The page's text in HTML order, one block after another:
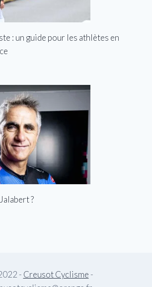
: un guide pour les athlètes en
?
- Creusot Cyclisme -